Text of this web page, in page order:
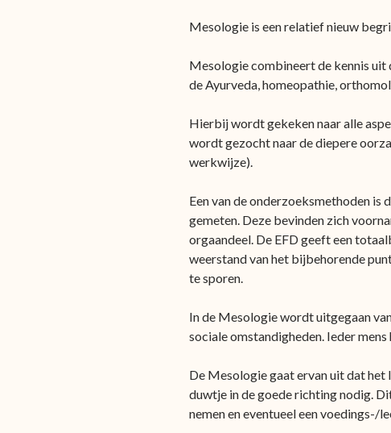
Mesologie is een relatief nieuw
Mesologie combineert de kennis uit
de Ayurveda, homeopathie,
Hierbij wordt gekeken naar alle
wordt gezocht naar de diepere
werkwijze).
Een van de onderzoeksmethoden
gemeten. Deze bevinden zich
orgaandeel. De EFD geeft een
weerstand van het bijbehorende
te sporen.
In de Mesologie wordt uitgegaan
sociale omstandigheden. Ieder
De Mesologie gaat ervan uit dat het
duwtje in de goede richting nodig.
nemen en eventueel een voedings-/